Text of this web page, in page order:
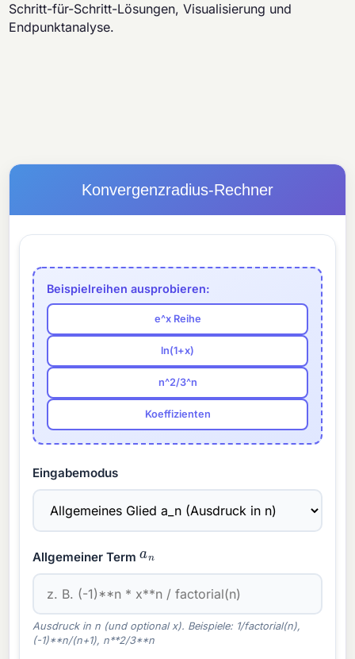
Schritt-für-Schritt-Lösungen, Visualisierung und
Endpunktanalyse.
Konvergenzradius-Rechner
Beispielreihen ausprobieren:
e^x Reihe
ln(1+x)
n^2/3^n
Koeffizienten
Eingabemodus
Allgemeiner Terman
Ausdruck in n (und optional x). Beispiele: 1/factorial(n),
(-1)**n/(n+1), n**2/3**n